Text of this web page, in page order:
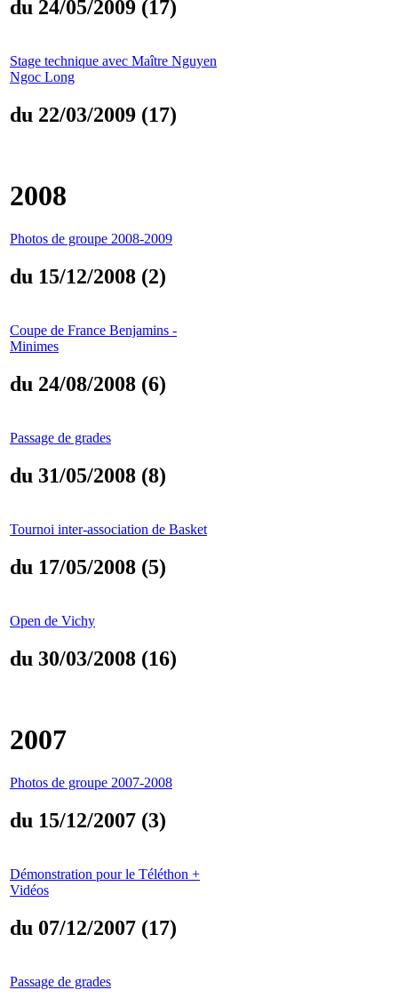
du 24/05/2009 (17)
Stage technique avec Maître Nguyen
Ngoc Long
du 22/03/2009 (17)
2008
Photos de groupe 2008-2009
du 15/12/2008 (2)
Coupe de France Benjamins -
Minimes
du 24/08/2008 (6)
Passage de grades
du 31/05/2008 (8)
Tournoi inter-association de Basket
du 17/05/2008 (5)
Open de Vichy
du 30/03/2008 (16)
2007
Photos de groupe 2007-2008
du 15/12/2007 (3)
Démonstration pour le Téléthon +
Vidéos
du 07/12/2007 (17)
Passage de grades